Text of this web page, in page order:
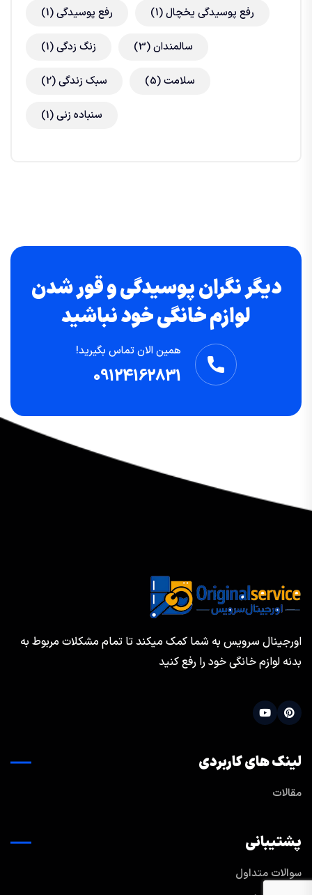
رفع پوسیدگی(1) رفع پوسیدگی یخچال(1)
زنگ زدگی(1) سالمندان(3)
سبک زندگی(2) سلامت(5)
سنباده زنی(1)
دیگر نگران پوسیدگی و قور شدن
لوازم خانگی خود نباشید
همین الان تماس بگیرید!
09124162831
اورجینال سرویس به شما کمک میکند تا تمام مشکلات مربوط به
بدنه لوازم خانگی خود را رفع کنید
لینک های کاربردی
مقالات
پشتیبانی
سوالات متداول